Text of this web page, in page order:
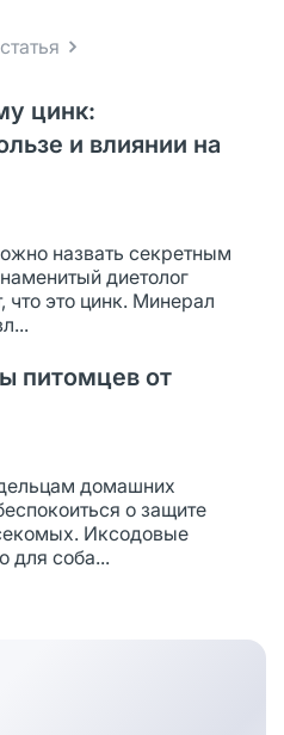
цинк:
и влиянии на
назвать секретным
диетолог
это цинк. Минерал
питомцев от
домашних
о защите
Иксодовые
для соба...